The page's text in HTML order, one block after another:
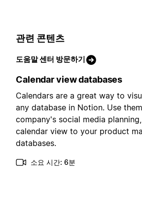
관련 콘텐츠
도움말 센터 방문하기
Calendar view databases
Calendars are a great way to
any database in Notion. Use
company's social media
calendar view to your product
databases.
소요 시간: 6분